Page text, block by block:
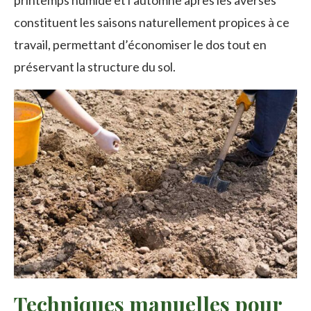
constituent les saisons naturellement propices à ce
travail, permettant d’économiser le dos tout en
préservant la structure du sol.
Techniques manuelles pour